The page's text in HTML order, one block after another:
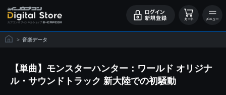
> 音楽データ
【単曲】モンスターハンター：ワールド オリジナ
ル・サウンドトラック 新大陸での初騒動